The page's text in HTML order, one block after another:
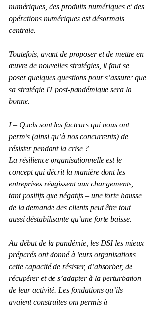
numériques, des produits numériques et des
opérations numériques est désormais
centrale.
Toutefois, avant de proposer et de mettre en
œuvre de nouvelles stratégies, il faut se
poser quelques questions pour s’assurer que
sa stratégie IT post-pandémique sera la
bonne.
I – Quels sont les facteurs qui nous ont
permis (ainsi qu’à nos concurrents) de
résister pendant la crise ?
La résilience organisationnelle est le
concept qui décrit la manière dont les
entreprises réagissent aux changements,
tant positifs que négatifs – une forte hausse
de la demande des clients peut être tout
aussi déstabilisante qu’une forte baisse.
Au début de la pandémie, les DSI les mieux
préparés ont donné à leurs organisations
cette capacité de résister, d’absorber, de
récupérer et de s’adapter à la perturbation
de leur activité. Les fondations qu’ils
avaient construites ont permis à